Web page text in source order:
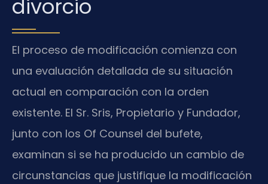
divorcio
El proceso de modificación comienza con
una evaluación detallada de su situación
actual en comparación con la orden
existente. El Sr. Sris, Propietario y Fundador,
junto con los Of Counsel del bufete,
examinan si se ha producido un cambio de
circunstancias que justifique la modificación